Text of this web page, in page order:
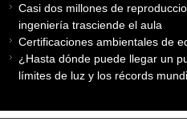
Casi dos millones de
ingeniería trasciende el aula
Certificaciones ambientales de
¿Hasta dónde puede llegar un
límites de luz y los récords